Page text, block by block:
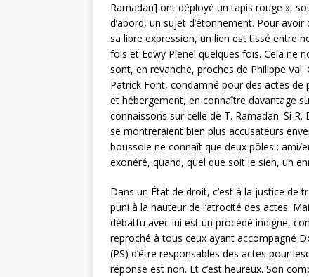
Ramadan] ont déployé un tapis rouge »,
d’abord, un sujet d’étonnement. Pour
sa libre expression, un lien est tissé entre
fois et Edwy Plenel quelques fois. Cela ne
sont, en revanche, proches de Philippe
Patrick Font, condamné pour des actes
et hébergement, en connaître davantage
connaissons sur celle de T. Ramadan. Si
se montreraient bien plus accusateurs
boussole ne connaît que deux pôles :
exonéré, quand, quel que soit le sien, un
Dans un État de droit, c’est à la justice de
puni à la hauteur de l’atrocité des actes.
débattu avec lui est un procédé indigne,
reproché à tous ceux ayant accompagné
(PS) d’être responsables des actes pour
réponse est non. Et c’est heureux. Son